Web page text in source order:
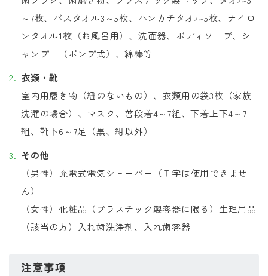
～7枚、バスタオル3～5枚、ハンカチタオル5枚、ナイロ
ンタオル1枚（お風呂用）、洗面器、ボディソープ、シ
ャンプー（ポンプ式）、綿棒等
衣類・靴
室内用履き物（紐のないもの）、衣類用の袋3枚（家族
洗濯の場合）、マスク、普段着4～7組、下着上下4～7
組、靴下6～7足（黒、紺以外）
その他
（男性）充電式電気シェーバー（Ｔ字は使用できませ
ん）
（女性）化粧品（プラスチック製容器に限る）生理用品
（該当の方）入れ歯洗浄剤、入れ歯容器
注意事項